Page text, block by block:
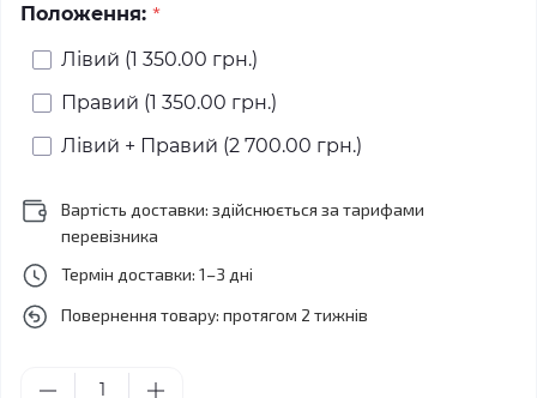
Положення: *
Лівий (1 350.00 грн.)
Правий (1 350.00 грн.)
Лівий + Правий (2 700.00 грн.)
Вартість доставки: здійснюється за тарифами
перевізника
Термін доставки: 1–3 дні
Повернення товару: протягом 2 тижнів